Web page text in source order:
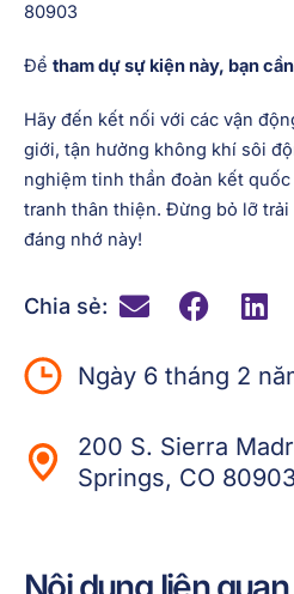
80903
Để tham dự sự kiện này, bạn
Hãy đến kết nối với các vận
giới, tận hưởng không khí sôi
nghiệm tinh thần đoàn kết
tranh thân thiện. Đừng bỏ lỡ
đáng nhớ này!
Chia sẻ:
Ngày 6 tháng 2
200 S. Sierra
Springs, CO 80903